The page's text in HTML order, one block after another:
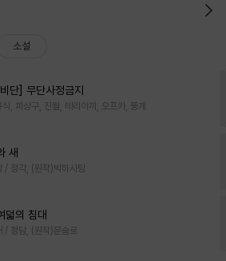
소설
비단] 무단사정금지
식, 피상구, 진월, 테리야끼, 오프카, 뚱개
새
/ 정각, (원작)박하사탕
덟의 침대
/ 청담, (원작)문슬로